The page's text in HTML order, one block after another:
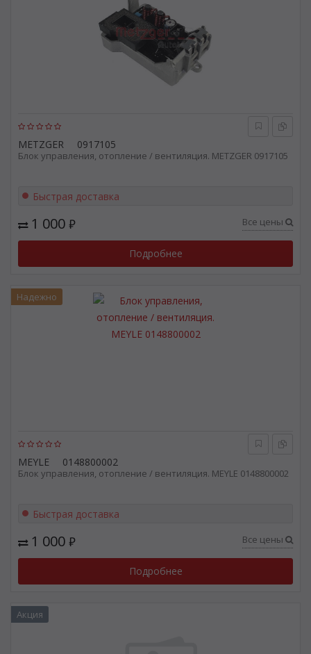
METZGER 0917105
Блок управления, отопление / вентиляция. METZGER 0917105
Быстрая доставка
1 000 ₽ Все цены
Подробнее
MEYLE 0148800002
Блок управления, отопление / вентиляция. MEYLE 0148800002
Надежно
Быстрая доставка
1 000 ₽ Все цены
Подробнее
Акция